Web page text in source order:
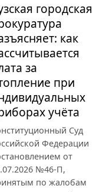
городская
как
за
при
учёта
Суд
Федерации
от
№46-П,
по жалобам